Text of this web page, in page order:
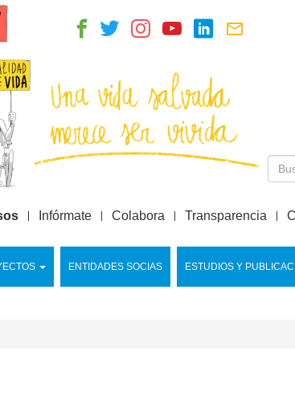
ENTIDADES SOCIAS ESTUDIOS Y
Infórmate Colabora Transparencia